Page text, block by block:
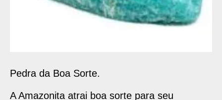
Pedra da Boa Sorte.
A Amazonita atrai boa sorte para seu